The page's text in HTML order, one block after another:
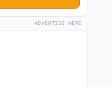
ADVERTISE HERE